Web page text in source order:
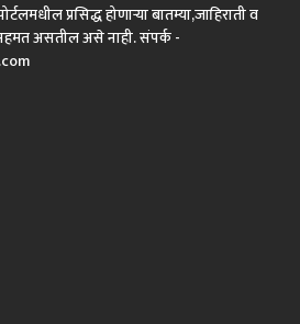
प्रसिद्ध होणाऱ्या बातम्या,जाहिराती व
असतील असे नाही. संपर्क -